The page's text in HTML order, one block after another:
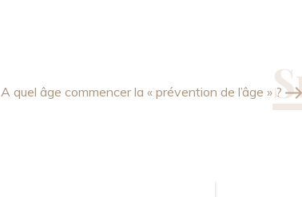
A quel âge commencer la « prévention de l’âge » ?